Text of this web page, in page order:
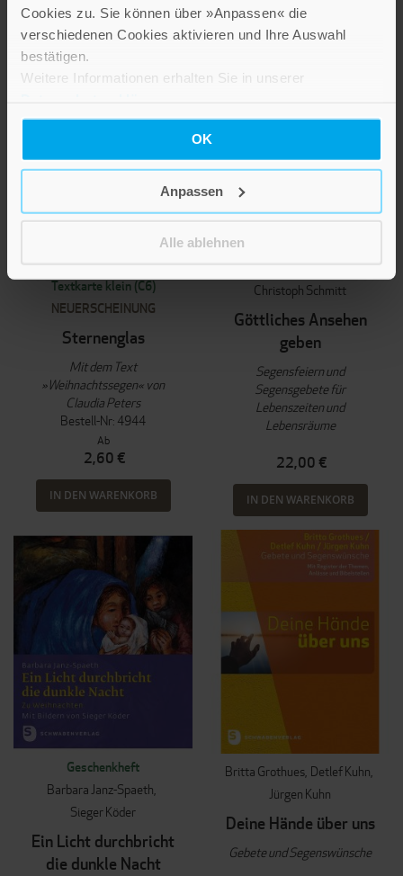
Cookies zu. Sie können über »Anpassen« die
verschiedenen Cookies aktivieren und Ihre Auswahl
bestätigen.
Weitere Informationen erhalten Sie in unserer
OK
Anpassen
Alle ablehnen
IN DEN WARENKORB
Textkarte klein (C6)
NEUERSCHEINUNG
Sternenglas
Mit dem Text
»Weihnachtssegen« von
Claudia Peters
Bestell-Nr: 4944
Ab
2,60 €
IN DEN WARENKORB
Christoph Schmitt
Göttliches Ansehen
geben
Segensfeiern und
Segensgebete für
Lebenszeiten und
Lebensräume
22,00 €
IN DEN WARENKORB
Geschenkheft
Barbara Janz-Spaeth
Sieger Köder
Ein Licht durchbricht
die dunkle Nacht
Britta Grothues Detlef Kuhn
Jürgen Kuhn
Deine Hände über uns
Gebete und Segenswünsche